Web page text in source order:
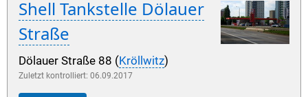
Shell Tankstelle Dölauer
Straße
Dölauer Straße 88 (Kröllwitz)
Zuletzt kontrolliert: 06.09.2017